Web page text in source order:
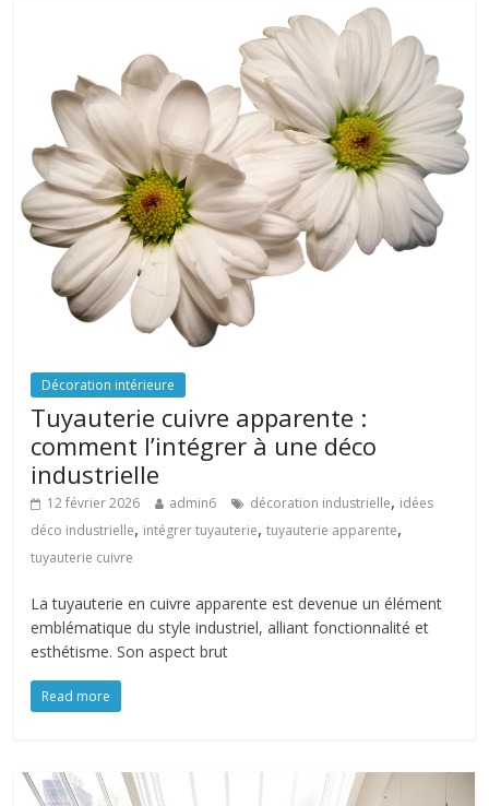
Décoration intérieure
Tuyauterie cuivre apparente :
comment l’intégrer à une déco
industrielle
12 février 2026 admin6 décoration industrielle, idées
déco industrielle, intégrer tuyauterie,tuyauterie apparente,
tuyauterie cuivre
La tuyauterie en cuivre apparente est devenue un élément
emblématique du style industriel, alliant fonctionnalité et
esthétisme. Son aspect brut
Read more